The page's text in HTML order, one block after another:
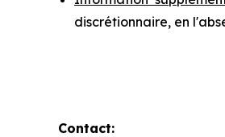
discrétionnaire, en
Contact: